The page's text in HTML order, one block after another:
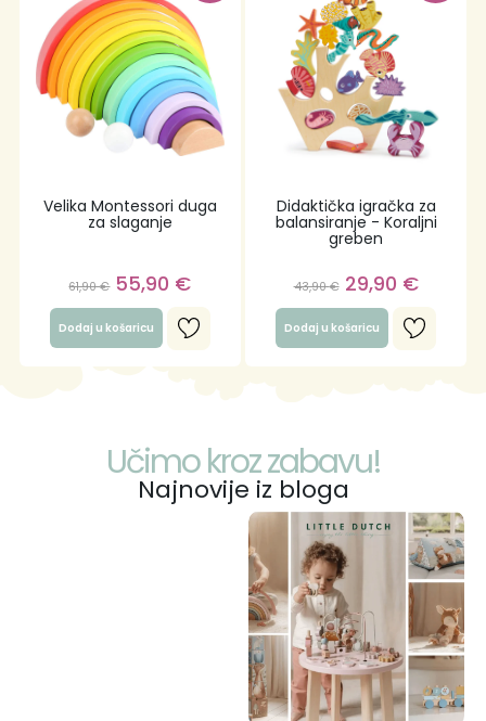
Velika Montessori duga
za slaganje
61,90€ 55,90 €
Dodaj u košaricu
Didaktička igračka za
balansiranje - Koraljni
greben
43,90€ 29,90 €
Dodaj u košaricu
Učimo kroz zabavu!
Najnovije iz bloga